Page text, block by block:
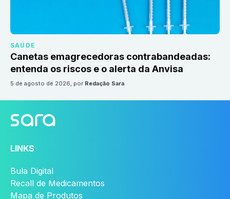
SAÚDE
Canetas emagrecedoras contrabandeadas:
entenda os riscos e o alerta da Anvisa
5 de agosto de 2026, por Redação Sara
LINKS
Bula Digital
Recall de Medicamentos
Mapa de Produtos